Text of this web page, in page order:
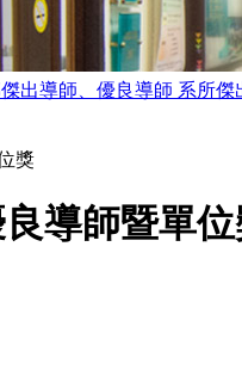
出導師、優良導師 系所傑
獎
導師暨單